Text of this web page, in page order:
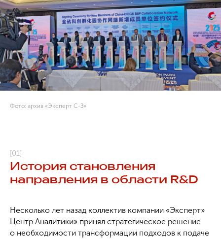
Фото: архив «Эксперт С-З»
[01]
История становления
направления в области R&D
Несколько лет назад коллектив компании «Эксперт»
Центр Аналитики» принял стратегическое решение
о необходимости трансформации подходов к подаче